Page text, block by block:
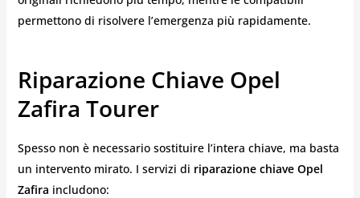
permettono di risolvere l’emergenza più rapidamente.
Riparazione Chiave Opel
Zafira Tourer
Spesso non è necessario sostituire l’intera chiave, ma basta
un intervento mirato. I servizi di riparazione chiave Opel
Zafira includono: